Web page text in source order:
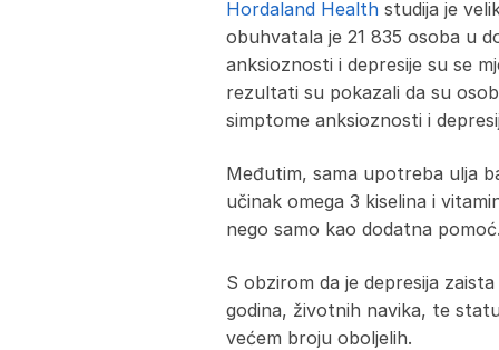
Hordaland Health studija je
obuhvatala je 21 835 osoba u
anksioznosti i depresije su se
rezultati su pokazali da su
simptome anksioznosti i
Međutim, sama upotreba ulja
učinak omega 3 kiselina i
nego samo kao dodatna pomoć.
S obzirom da je depresija
godina, životnih navika, te
većem broju oboljelih.